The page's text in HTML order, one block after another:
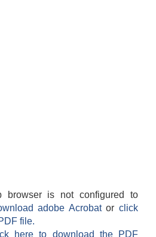
browser is not configured to
adobe Acrobatorclick
file.
here to download the PDF